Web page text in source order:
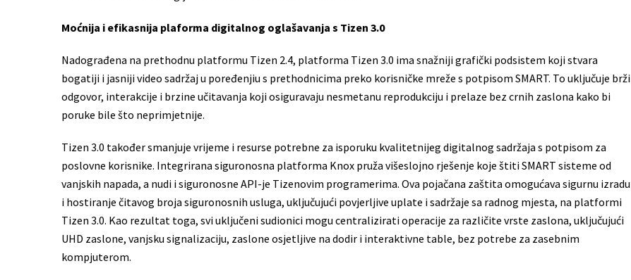
Moćnija i efikasnija plaforma digitalnog oglašavanja s Tizen 3.0
Nadograđena na prethodnu platformu Tizen 2.4, platforma Tizen 3.0 ima snažniji grafički podsistem koji stvara
bogatiji i jasniji video sadržaj u poređenjiu s prethodnicima preko korisničke mreže s potpisom SMART. To uključuje brži
odgovor, interakcije i brzine učitavanja koji osiguravaju nesmetanu reprodukciju i prelaze bez crnih zaslona kako bi
poruke bile što neprimjetnije.
Tizen 3.0 također smanjuje vrijeme i resurse potrebne za isporuku kvalitetnijeg digitalnog sadržaja s potpisom za
poslovne korisnike. Integrirana siguronosna platforma Knox pruža višeslojno rješenje koje štiti SMART sisteme od
vanjskih napada, a nudi i siguronosne API-je Tizenovim programerima. Ova pojačana zaštita omogućava sigurnu izradu
i hostiranje čitavog broja siguronosnih usluga, uključujući povjerljive uplate i sadržaje sa radnog mjesta, na platformi
Tizen 3.0. Kao rezultat toga, svi uključeni sudionici mogu centralizirati operacije za različite vrste zaslona, uključujući
UHD zaslone, vanjsku signalizaciju, zaslone osjetljive na dodir i interaktivne table, bez potrebe za zasebnim
kompjuterom.